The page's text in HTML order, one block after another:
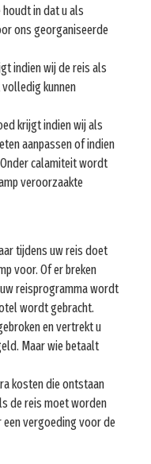
in dat u als
ons georganiseerde
indien wij de reis als
kunnen
krijgt indien wij als
aanpassen of indien
calamiteit wordt
veroorzaakte
tijdens uw reis doet
voor. Of er breken
reisprogramma wordt
wordt gebracht.
en vertrekt u
Maar wie betaalt
kosten die ontstaan
de reis moet worden
vergoeding voor de